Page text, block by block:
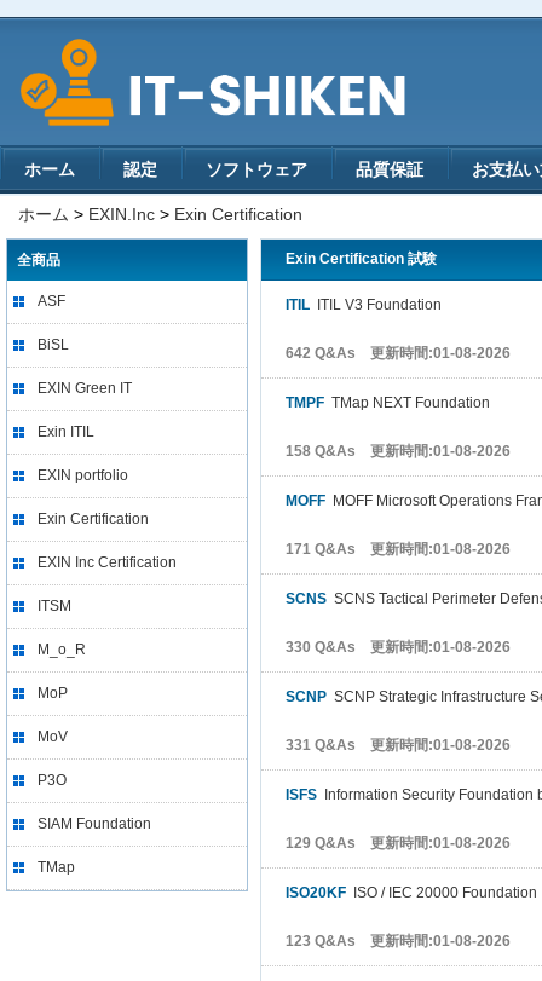
ホーム 認定 ソフトウェア 品質保証 お支払
ホーム > EXIN.Inc > Exin Certification
全商品
ASF
BiSL
EXIN Green IT
Exin ITIL
EXIN portfolio
Exin Certification
EXIN Inc Certification
ITSM
M_o_R
MoP
MoV
P3O
SIAM Foundation
TMap
Exin Certification 試験
ITIL ITIL V3 Foundation
642 Q&As 更新時間:01-08-2026
TMPF TMap NEXT Foundation
158 Q&As 更新時間:01-08-2026
MOFF MOFF Microsoft Operations
171 Q&As 更新時間:01-08-2026
SCNS SCNS Tactical Perimeter
330 Q&As 更新時間:01-08-2026
SCNP SCNP Strategic Infrastructure
331 Q&As 更新時間:01-08-2026
ISFS Information Security Foundation
129 Q&As 更新時間:01-08-2026
ISO20KF ISO / IEC 20000 Foundation
123 Q&As 更新時間:01-08-2026